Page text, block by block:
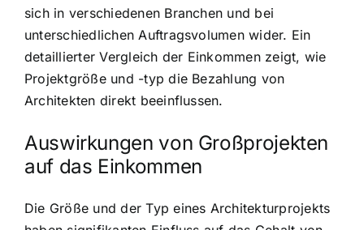
sich in verschiedenen Branchen und bei
unterschiedlichen Auftragsvolumen wider. Ein
detaillierter Vergleich der Einkommen zeigt, wie
Projektgröße und -typ die Bezahlung von
Architekten direkt beeinflussen.
Auswirkungen von Großprojekten
auf das Einkommen
Die Größe und der Typ eines Architekturprojekts